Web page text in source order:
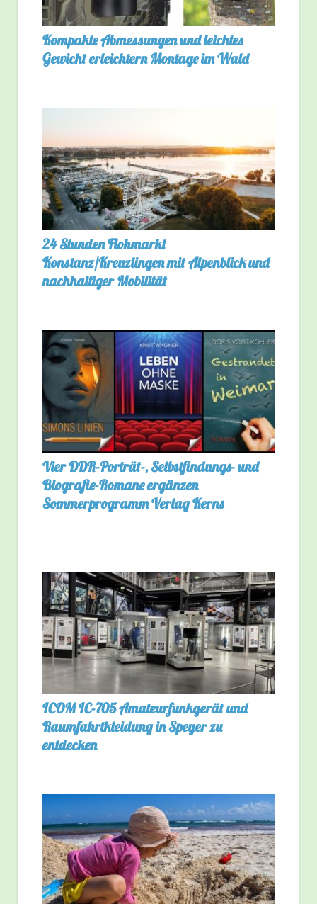
Kompakte Abmessungen und leichtes
Gewicht erleichtern Montage im Wald
24 Stunden Flohmarkt
Konstanz/Kreuzlingen mit Alpenblick und
nachhaltiger Mobilität
Vier DDR-Porträt-, Selbstfindungs- und
Biografie-Romane ergänzen
Sommerprogramm Verlag Kerns
ICOM IC-705 Amateurfunkgerät und
Raumfahrtkleidung in Speyer zu
entdecken